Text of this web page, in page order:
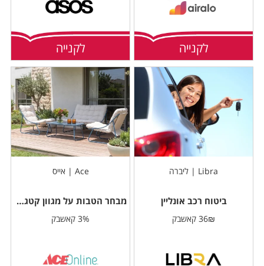
לקנייה לקנייה
Libra | ליברה
ביטוח רכב אונליין
36₪ קאשבק
Ace | אייס
מבחר הטבות על מגוון קטגוריות
3% קאשבק